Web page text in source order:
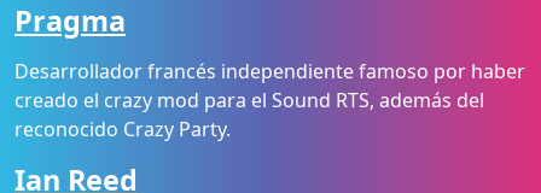
Pragma
Desarrollador francés independiente famoso por haber
creado el crazy mod para el Sound RTS, además del
reconocido Crazy Party.
Ian Reed